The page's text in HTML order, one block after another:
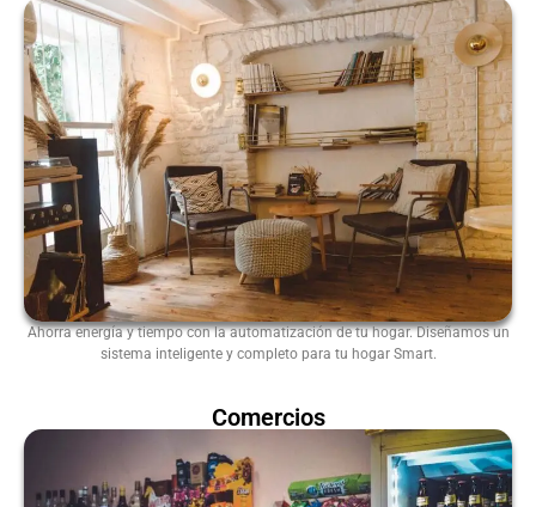
Ahorra energía y tiempo con la automatización de tu hogar. Diseñamos un
sistema inteligente y completo para tu hogar Smart.
Comercios